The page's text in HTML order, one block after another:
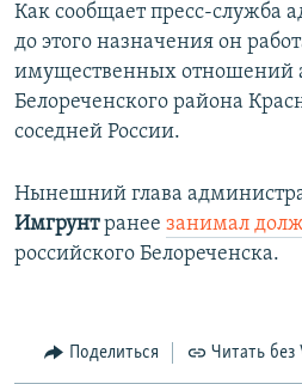
Как сообщает пресс-служба
до этого назначения он
имущественных отношений
Белореченского района
соседней России.
Нынешний глава
Имгрунтранее занимал
российского Белореченска.
Поделиться Читать без